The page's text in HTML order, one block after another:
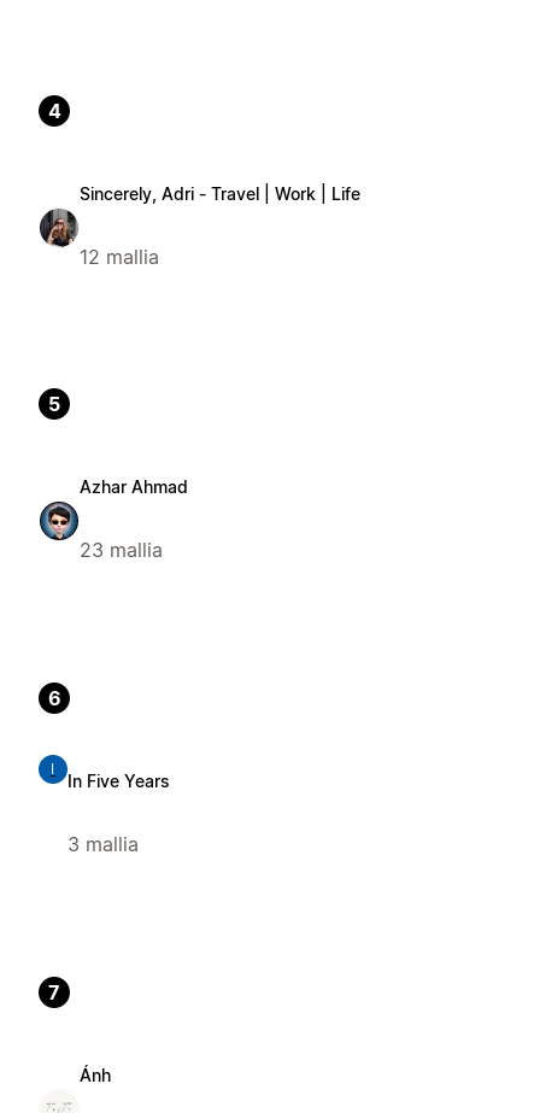
4
Sincerely, Adri - Travel | Work | Life
12 mallia
5
Azhar Ahmad
23 mallia
6
I
In Five Years
3 mallia
7
Ánh